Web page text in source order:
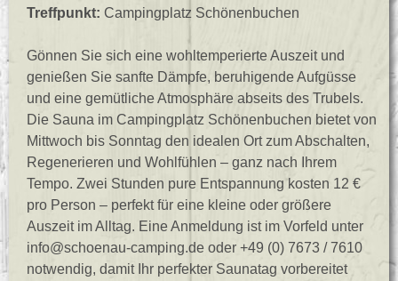
Treffpunkt: Campingplatz Schönenbuchen
Gönnen Sie sich eine wohltemperierte Auszeit und
genießen Sie sanfte Dämpfe, beruhigende Aufgüsse
und eine gemütliche Atmosphäre abseits des Trubels.
Die Sauna im Campingplatz Schönenbuchen bietet von
Mittwoch bis Sonntag den idealen Ort zum Abschalten,
Regenerieren und Wohlfühlen – ganz nach Ihrem
Tempo. Zwei Stunden pure Entspannung kosten 12 €
pro Person – perfekt für eine kleine oder größere
Auszeit im Alltag. Eine Anmeldung ist im Vorfeld unter
info@schoenau-camping.de oder +49 (0) 7673 / 7610
notwendig, damit Ihr perfekter Saunatag vorbereitet